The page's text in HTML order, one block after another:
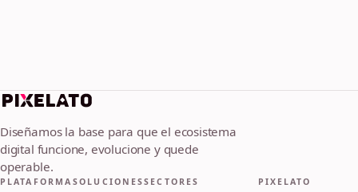
Diseñamos la base para que el ecosistema
digital funcione, evolucione y quede
operable.
PLATAFORMA SOLUCIONESSECTORES PIXELATO